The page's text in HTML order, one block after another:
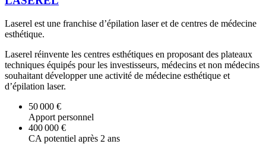
Laserel est une franchise d’épilation laser et de centres de médecine
esthétique.
Laserel réinvente les centres esthétiques en proposant des plateaux
techniques équipés pour les investisseurs, médecins et non médecins
souhaitant développer une activité de médecine esthétique et
d’épilation laser.
50 000 €
Apport personnel
400 000 €
CA potentiel après 2 ans